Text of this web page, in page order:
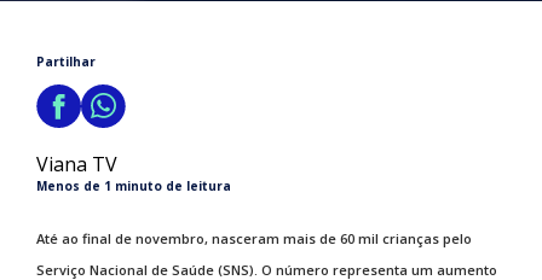
Partilhar
Viana TV
Menos de 1 minuto de leitura
Até ao final de novembro, nasceram mais de 60 mil crianças pelo
Serviço Nacional de Saúde (SNS). O número representa um aumento